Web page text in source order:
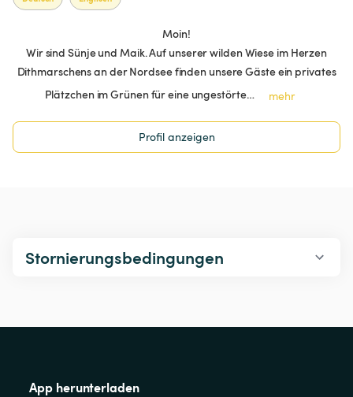
Moin!
Wir sind Sünje und Maik. Auf unserer wilden Wiese im Herzen
Dithmarschens an der Nordsee finden unsere Gäste ein privates
Plätzchen im Grünen für eine ungestörte…
mehr
Profil anzeigen
Stornierungsbedingungen
App herunterladen